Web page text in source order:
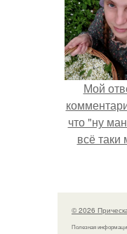
Мой
что "ну
всё
© 2026
Полезная